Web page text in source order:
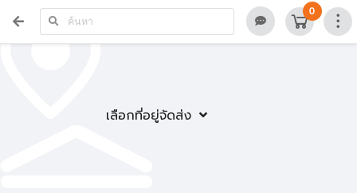
เลือกที่อยู่จัดส่ง
0